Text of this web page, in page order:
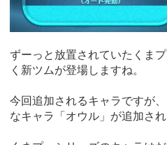
ずーっと放置されていたくま
く新ツムが登場しますね。
今回追加されるキャラですが
なキャラ「オウル」が追加され